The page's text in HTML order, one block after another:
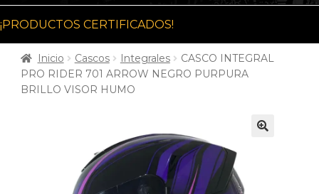
¡PRODUCTOS CERTIFICADOS!
Inicio Cascos Integrales
CASCO INTEGRAL
PRO RIDER 701 ARROW NEGRO PURPURA
BRILLO VISOR HUMO